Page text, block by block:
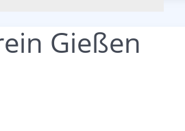
Gießen